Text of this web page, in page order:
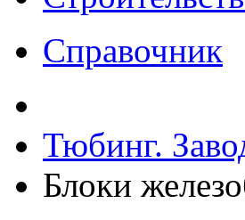
Справочник
Тюбинг.
Блоки